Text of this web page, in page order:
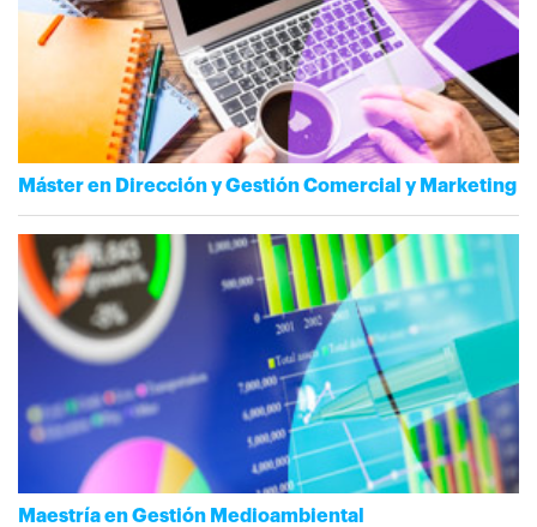
Máster en Dirección y Gestión Comercial y Marketing
Maestría en Gestión Medioambiental